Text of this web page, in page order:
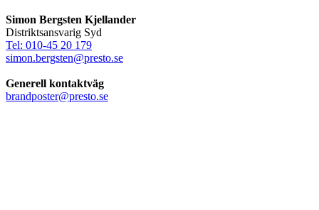
Simon Bergsten Kjellander
Distriktsansvarig Syd
Tel: 010-45 20 179
simon.bergsten@presto.se
Generell kontaktväg
brandposter@presto.se